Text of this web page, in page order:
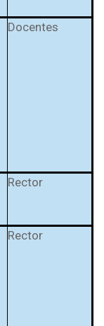
Docentes
Rector
Rector